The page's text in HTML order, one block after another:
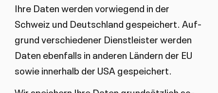
Ih­re Da­ten wer­den vor­wie­gend in der
Schweiz und Deutsch­land ge­spei­chert. Auf­
grund ver­schie­de­ner Dienst­leis­ter wer­den
Da­ten eben­falls in an­de­ren Län­dern der EU
so­wie in­ner­halb der USA ge­spei­chert.